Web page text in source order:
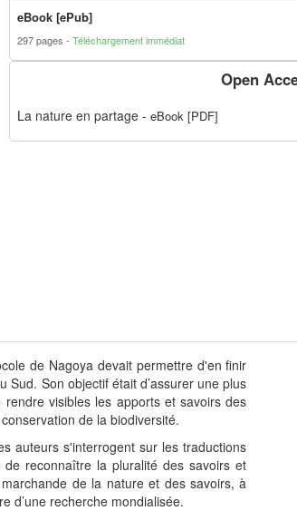
eBook [ePub]
297 pages Téléchargement immédiat
Open
La nature en partage - eBook [PDF]
de Nagoya devait permettre d'en finir
Sud. Son objectif était d’assurer une plus
visibles les apports et savoirs des
de la biodiversité.
auteurs s'interrogent sur les traductions
reconnaître la pluralité des savoirs et
de la nature et des savoirs, à
d’une recherche mondialisée.